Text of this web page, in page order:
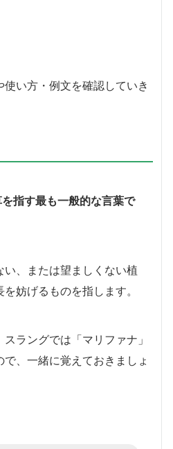
い方・例文を確認していき
指す最も一般的な言葉で
、または望ましくない植
妨げるものを指します。
ラングでは「マリファナ」
、一緒に覚えておきましょ